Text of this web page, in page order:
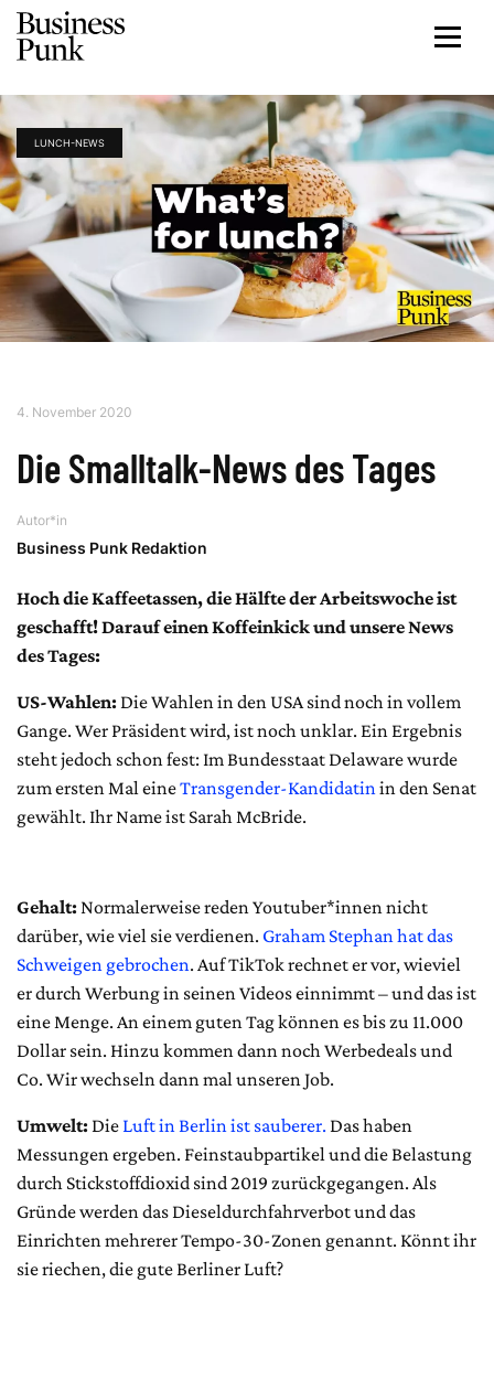
LUNCH-NEWS
4. November 2020
Die Smalltalk-News des Tages
Autor*in
Business Punk Redaktion
Hoch die Kaffeetassen, die Hälfte der Arbeitswoche ist
geschafft! Darauf einen Koffeinkick und unsere News
des Tages:
US-Wahlen:Die Wahlen in den USA sind noch in vollem
Gange. Wer Präsident wird, ist noch unklar. Ein Ergebnis
steht jedoch schon fest: Im Bundesstaat Delaware wurde
zum ersten Mal eineTransgender-Kandidatinin den Senat
gewählt. Ihr Name ist Sarah McBride.
Gehalt:Normalerweise reden Youtuber*innen nicht
darüber, wie viel sie verdienen. Graham Stephan hat das
Schweigen gebrochen. Auf TikTok rechnet er vor, wieviel
er durch Werbung in seinen Videos einnimmt – und das ist
eine Menge. An einem guten Tag können es bis zu 11.000
Dollar sein. Hinzu kommen dann noch Werbedeals und
Co. Wir wechseln dann mal unseren Job.
Umwelt:DieLuft in Berlin ist sauberer. Das haben
Messungen ergeben. Feinstaubpartikel und die Belastung
durch Stickstoffdioxid sind 2019 zurückgegangen. Als
Gründe werden das Dieseldurchfahrverbot und das
Einrichten mehrerer Tempo-30-Zonen genannt. Könnt ihr
sie riechen, die gute Berliner Luft?